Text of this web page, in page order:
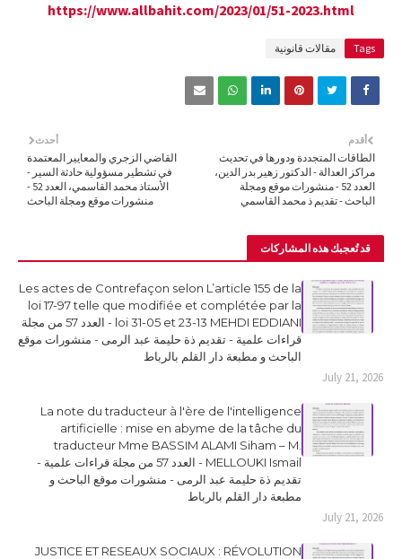
https://www.allbahit.com/2023/01/51-2023.html
Tags مقالات قانونية
أحدث
القاضي الزجري والمعايير المعتمدة
في تشطير مسؤولية حادثة السير -
الأستاذ محمد القاسمي، العدد 52 -
منشورات موقع ومجلة الباحث
أقدم
الطاقات المتجددة ودورها في تحديث
مراكز العدالة - الدكتور زهير بدر الدين،
العدد 52 - منشورات موقع ومجلة
الباحث - تقديم ذ محمد القاسمي
قد تُعجبك هذه المشاركات
Les actes de Contrefaçon selon L’article 155 de la
loi 17-97 telle que modifiée et complétée par la
loi 31-05 et 23-13 MEHDI EDDIANI - العدد 57 من مجلة
قراءات علمية - تقديم ذة حليمة عبد الرمى - منشورات موقع
الباحث و مطبعة دار القلم بالرباط
July 21, 2026
La note du traducteur à l'ère de l'intelligence
artificielle : mise en abyme de la tâche du
traducteur Mme BASSIM ALAMI Siham – M.
MELLOUKI Ismail - العدد 57 من مجلة قراءات علمية -
تقديم ذة حليمة عبد الرمى - منشورات موقع الباحث و
مطبعة دار القلم بالرباط
July 21, 2026
JUSTICE ET RESEAUX SOCIAUX : RÉVOLUTION